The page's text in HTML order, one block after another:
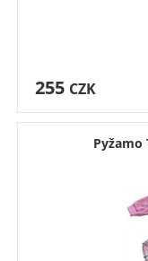
255 CZK
Pyžamo